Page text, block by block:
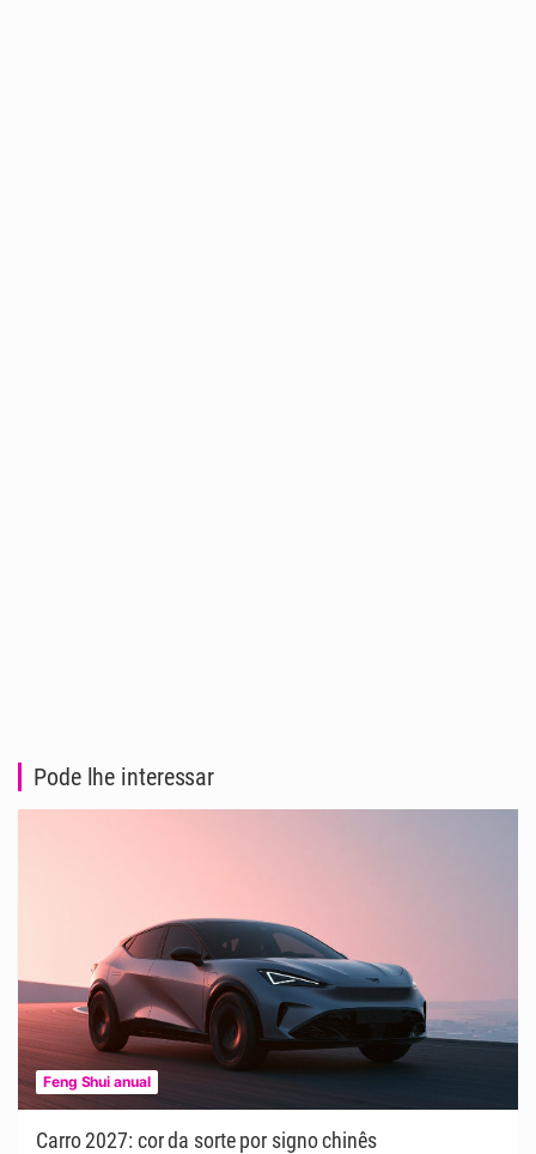
Pode lhe interessar
Feng Shui anual
Carro 2027: cor da sorte por signo chinês